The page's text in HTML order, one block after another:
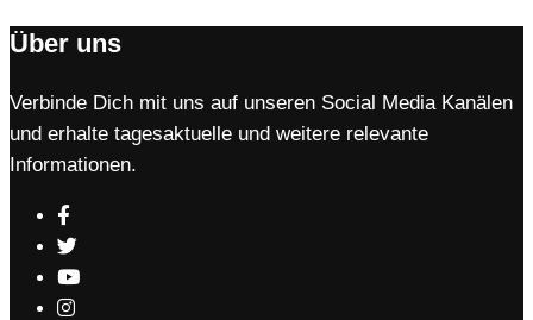
Über uns
Verbinde Dich mit uns auf unseren Social Media Kanälen
und erhalte tagesaktuelle und weitere relevante
Informationen.